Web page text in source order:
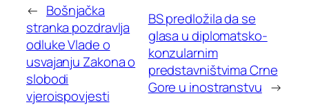
← Bošnjačka
stranka pozdravlja
odluke Vlade o
usvajanju Zakona o
slobodi
vjeroispovjesti
BS predložila da se
glasa u diplomatsko-
konzularnim
predstavništvima Crne
Gore u inostranstvu →